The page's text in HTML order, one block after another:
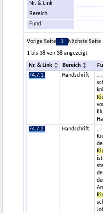
Nr. & Link
Bereich
Fund
Vorige Seite 1 Nächste Seite
1 bis 38 von 38 angezeigt
Nr. & Link Bereich
74.7.1.
Handschrift
74.7.2.
Handschrift